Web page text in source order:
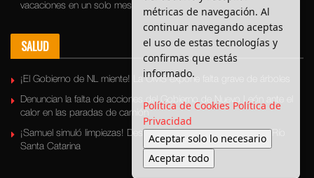
vacaciones en un solo mes
SALUD
¡El Gobierno de NL miente! La OMS expone falta grave de árboles
Denuncian la falta de acciones del Gobierno de Nuevo León ante el
calor en las paradas de camión
¡Samuel simuló limpiezas! Descubren basura escondida en el Río
Santa Catarina
métricas de navegación. Al
continuar navegando aceptas
el uso de estas tecnologías y
confirmas que estás
informado.
Política de Cookies Política de
Privacidad
Aceptar solo lo necesario
Aceptar todo